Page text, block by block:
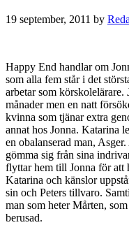
19 september, 2011 by
Happy End handlar om
som alla fem står i det
arbetar som körskolelärare.
månader men en natt
kvinna som tjänar extra
annat hos Jonna. Katarina
en obalanserad man,
gömma sig från sina
flyttar hem till Jonna för att
Katarina och känslor
sin och Peters tillvaro.
man som heter Mårten,
berusad.